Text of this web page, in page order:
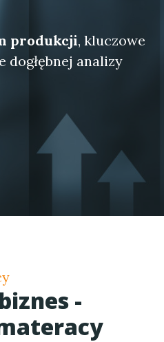
produkcji, kluczowe
dogłębnej analizy
-